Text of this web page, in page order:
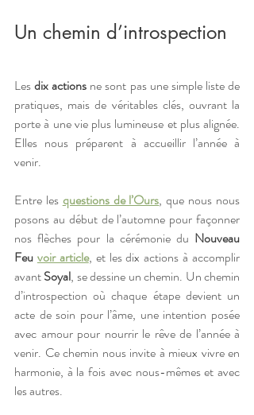
Un chemin d’introspection
Les dix actions ne sont pas une simple liste de
pratiques, mais de véritables clés, ouvrant la
porte à une vie plus lumineuse et plus alignée.
Elles nous préparent à accueillir l’année à
venir.
Entre les questions de l’Ours, que nous nous
posons au début de l’automne pour façonner
nos flèches pour la cérémonie du Nouveau
Feu voir article, et les dix actions à accomplir
avant Soyal, se dessine un chemin. Un chemin
d’introspection où chaque étape devient un
acte de soin pour l’âme, une intention posée
avec amour pour nourrir le rêve de l’année à
venir. Ce chemin nous invite à mieux vivre en
harmonie, à la fois avec nous-mêmes et avec
les autres.